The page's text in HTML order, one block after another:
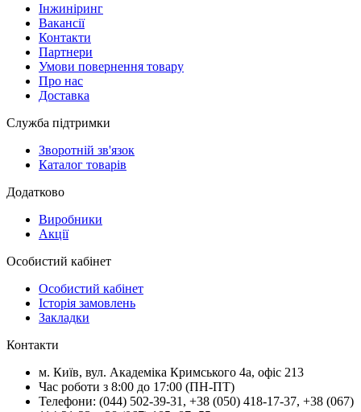
Інжиніринг
Вакансії
Контакти
Партнери
Умови повернення товару
Про нас
Доставка
Служба підтримки
Зворотній зв'язок
Каталог товарів
Додатково
Виробники
Акції
Особистий кабінет
Особистий кабінет
Історія замовлень
Закладки
Контакти
м. Київ, вул. Академіка Кримського 4а, офіс 213
Час роботи з 8:00 до 17:00 (ПН-ПТ)
Телефони: (044) 502-39-31 , +38 (050) 418-17-37, +38 (067)